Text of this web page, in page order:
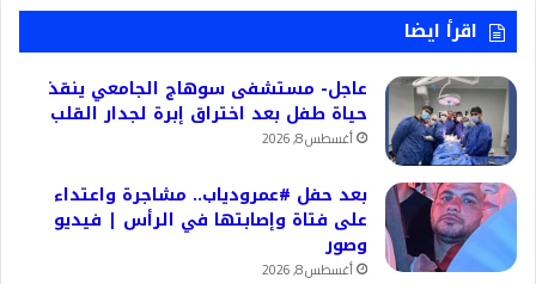
اقرأ ايضا
عاجل- مستشفى سوهاج الجامعي ينقذ
حياة طفل بعد اختراق إبرة لجدار القلب
أغسطس 8, 2026
بعد حفل #عمرودياب.. مشاجرة واعتداء
على فتاة وإصابتها في الرأس | فيديو
وصور
أغسطس 8, 2026